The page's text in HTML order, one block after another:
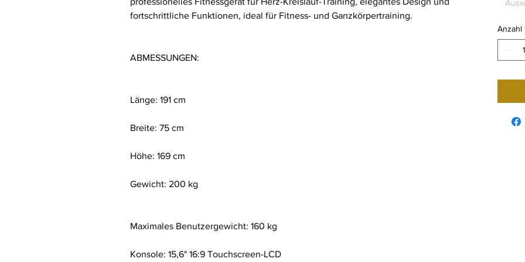
fortschrittliche Funktionen, ideal für Fitness- und Ganzkörpertraining.
ABMESSUNGEN:
Länge: 191 cm
Breite: 75 cm
Höhe: 169 cm
Gewicht: 200 kg
Maximales Benutzergewicht: 160 kg
Konsole: 15,6" 16:9 Touchscreen-LCD
Anzahl